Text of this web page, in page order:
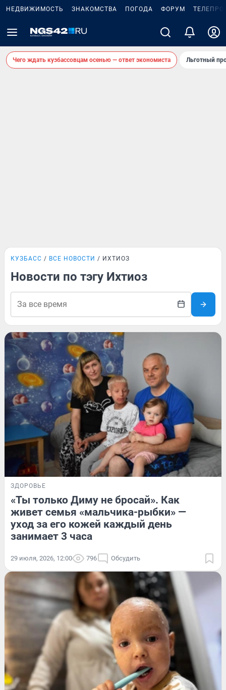
НЕДВИЖИМОСТЬ ЗНАКОМСТВА ПОГОДА ФОРУМ
Чего ждать кузбассовцам осенью — ответ экономиста Льготный
КУЗБАСС ВСЕ НОВОСТИ ИХТИОЗ
Новости по тэгу Ихтиоз
ЗДОРОВЬЕ
«Ты только Диму не бросай». Как
живет семья «мальчика-рыбки» —
уход за его кожей каждый день
занимает 3 часа
29 июля, 2026, 12:00 796 Обсудить